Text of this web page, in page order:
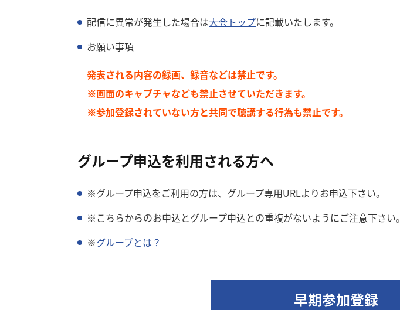
配信に異常が発生した場合は大会トップに記載いたします。
お願い事項
発表される内容の録画、録音などは禁止です。
※画面のキャプチャなども禁止させていただきます。
※参加登録されていない方と共同で聴講する行為も禁止です。
グループ申込を利用される方へ
※グループ申込をご利用の方は、グループ専用URLよりお申込下さい。
※こちらからのお申込とグループ申込との重複がないようにご注意下さい。
※グループとは？
早期参加登録